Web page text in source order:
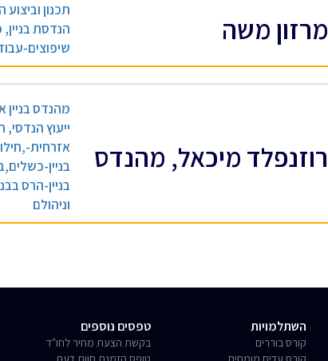
מרזון משה
תכנון וביצוע
הנדסת
שיפוצים-
רוזנפלד מיכאל, מהנדס
מהנדס בניין
ייעוץ
אזרחית-
בניין-
בניין-הרס
וניהולם
השתלמויות
קורס בוררים
טפסים נוספים
בקשת הצעת מחיר לחו"ד